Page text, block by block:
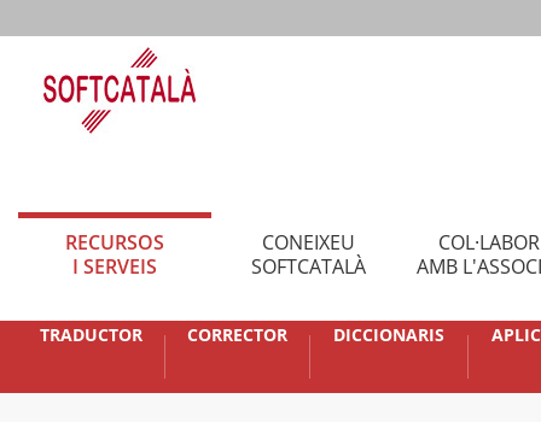
RECURSOS
I SERVEIS
CONEIXEU
SOFTCATALÀ
AMB
TRADUCTOR CORRECTOR DICCIONARIS